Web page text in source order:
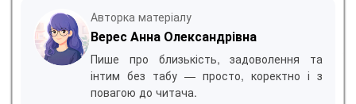
Авторка матеріалу
Верес Анна Олександрівна
Пише про близькість, задоволення та
інтим без табу — просто, коректно і з
повагою до читача.